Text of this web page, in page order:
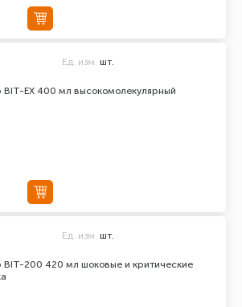
BIT-EX 400 мл высокомолекулярный
Ед. изм. шт.
BIT-200 420 мл шоковые и критические
Ед. изм. шт.